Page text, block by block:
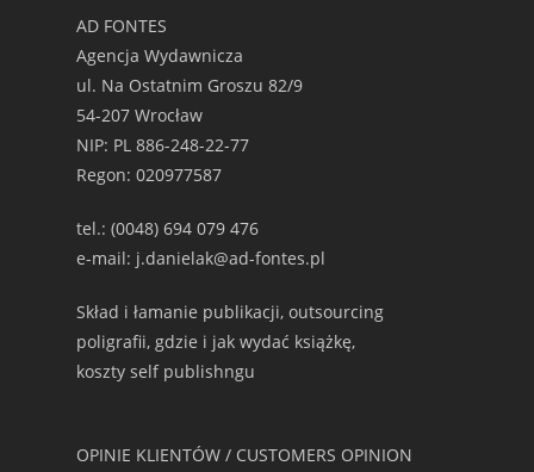
AD FONTES
Agencja Wydawnicza
ul. Na Ostatnim Groszu 82/9
54-207 Wrocław
NIP: PL 886-248-22-77
Regon: 020977587
tel.: (0048) 694 079 476
e-mail: j.danielak@ad-fontes.pl
Skład i łamanie publikacji, outsourcing
poligrafii, gdzie i jak wydać książkę,
koszty self publishngu
OPINIE KLIENTÓW / CUSTOMERS OPINION